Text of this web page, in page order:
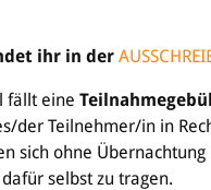
ihr in der
fällt eine
der Teilnehmer/in in
sich ohne
selbst zu tragen.